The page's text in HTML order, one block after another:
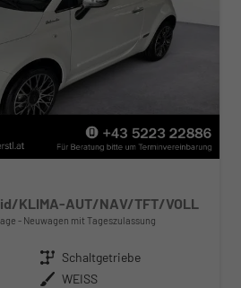
KLIMA-AUT/NAV/TFT/VOLL
Neuwagen mit Tageszulassung
Getriebe Schaltgetriebe
Außenfarbe WEISS